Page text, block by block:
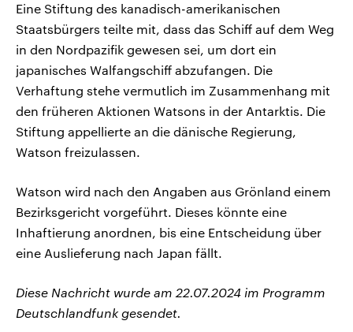
Eine Stiftung des kanadisch-amerikanischen
Staatsbürgers teilte mit, dass das Schiff auf dem Weg
in den Nordpazifik gewesen sei, um dort ein
japanisches Walfangschiff abzufangen. Die
Verhaftung stehe vermutlich im Zusammenhang mit
den früheren Aktionen Watsons in der Antarktis. Die
Stiftung appellierte an die dänische Regierung,
Watson freizulassen.
Watson wird nach den Angaben aus Grönland einem
Bezirksgericht vorgeführt. Dieses könnte eine
Inhaftierung anordnen, bis eine Entscheidung über
eine Auslieferung nach Japan fällt.
Diese Nachricht wurde am 22.07.2024 im Programm
Deutschlandfunk gesendet.